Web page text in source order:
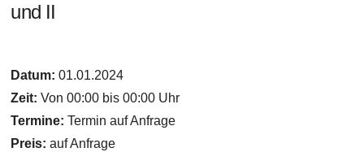
und II
Datum:01.01.2024
Zeit: Von 00:00 bis 00:00 Uhr
Termine: Termin auf Anfrage
Preis: auf Anfrage